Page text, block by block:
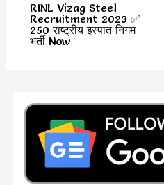
RINL Vizag Steel
Recruitment 2023 ✅
250 राष्ट्रीय इस्पात निगम
भर्ती Now